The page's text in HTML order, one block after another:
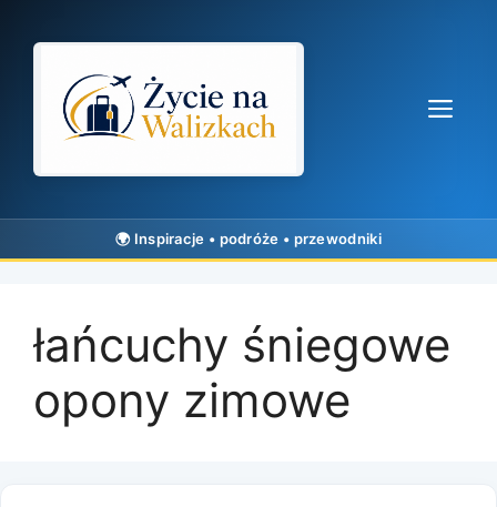
łańcuchy śniegowe
opony zimowe